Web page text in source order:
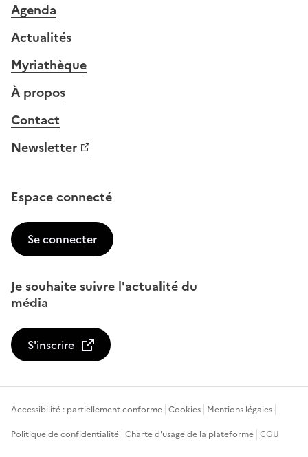
Agenda
Actualités
Myriathèque
À propos
Contact
Newsletter
Espace connecté
Se connecter
Je souhaite suivre l'actualité du
média
S'inscrire
Accessibilité : partiellement conforme Cookies Mentions légales
Politique de confidentialité Charte d'usage de la plateforme CGU